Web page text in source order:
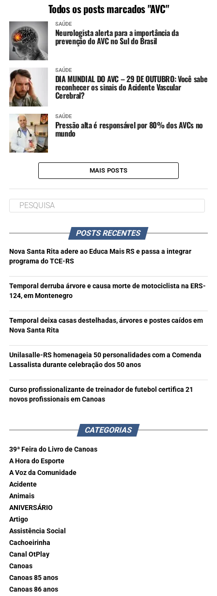
Todos os posts marcados "AVC"
SAÚDE
Neurologista alerta para a importância da
prevenção do AVC no Sul do Brasil
SAÚDE
DIA MUNDIAL DO AVC – 29 DE OUTUBRO: Você sabe
reconhecer os sinais do Acidente Vascular
Cerebral?
SAÚDE
Pressão alta é responsável por 80% dos AVCs no
mundo
MAIS POSTS
POSTS RECENTES
Nova Santa Rita adere ao Educa Mais RS e passa a integrar
programa do TCE-RS
Temporal derruba árvore e causa morte de motociclista na ERS-
124, em Montenegro
Temporal deixa casas destelhadas, árvores e postes caídos em
Nova Santa Rita
Unilasalle-RS homenageia 50 personalidades com a Comenda
Lassalista durante celebração dos 50 anos
Curso profissionalizante de treinador de futebol certifica 21
novos profissionais em Canoas
CATEGORIAS
39ª Feira do Livro de Canoas
A Hora do Esporte
A Voz da Comunidade
Acidente
Animais
ANIVERSÁRIO
Artigo
Assistência Social
Cachoeirinha
Canal OtPlay
Canoas
Canoas 85 anos
Canoas 86 anos